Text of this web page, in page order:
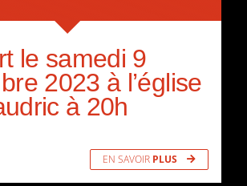
le samedi 9
2023 à l’église
à 20h
EN SAVOIR PLUS